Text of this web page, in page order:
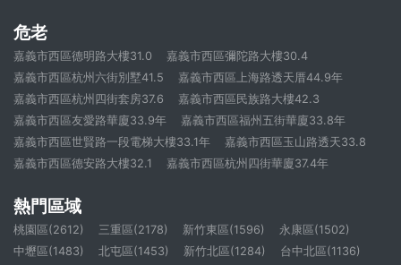
危老
嘉義市西區德明路大樓31.0
嘉義市西區彌陀路大樓30.4
嘉義市西區杭州六街別墅41.5
嘉義市西區上海路透天厝44.9年
嘉義市西區杭州四街套房37.6
嘉義市西區民族路大樓42.3
嘉義市西區友愛路華廈33.9年
嘉義市西區福州五街華廈33.8年
嘉義市西區世賢路一段電梯大樓33.1年
嘉義市西區玉山路透天33.8
嘉義市西區德安路大樓32.1
嘉義市西區杭州四街華廈37.4年
熱門區域
桃園區(2612) 三重區(2178) 新竹東區(1596)
永康區(1502)
中壢區(1483)
北屯區(1453) 新竹北區(1284)
台中北區(1136)